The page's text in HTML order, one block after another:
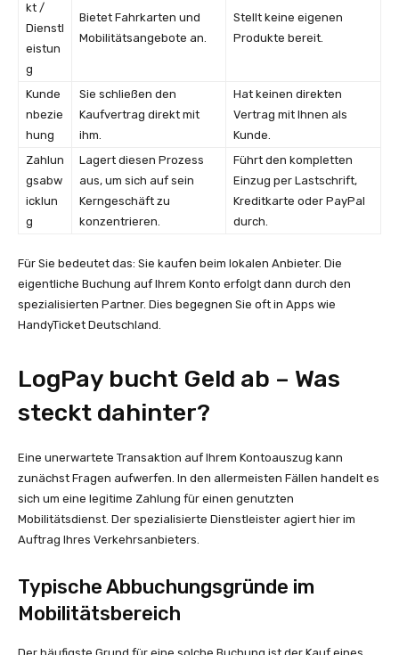
kt /
Dienstl
eistun
g
Bietet Fahrkarten und
Mobilitätsangebote an.
Stellt keine eigenen
Produkte bereit.
Kunde
nbezie
hung
Sie schließen den
Kaufvertrag direkt mit
ihm.
Hat keinen direkten
Vertrag mit Ihnen als
Kunde.
Zahlun
gsabw
icklun
g
Lagert diesen Prozess
aus, um sich auf sein
Kerngeschäft zu
konzentrieren.
Führt den kompletten
Einzug per Lastschrift,
Kreditkarte oder PayPal
durch.
Für Sie bedeutet das: Sie kaufen beim lokalen Anbieter. Die
eigentliche Buchung auf Ihrem Konto erfolgt dann durch den
spezialisierten Partner. Dies begegnen Sie oft in Apps wie
HandyTicket Deutschland.
LogPay bucht Geld ab – Was
steckt dahinter?
Eine unerwartete Transaktion auf Ihrem Kontoauszug kann
zunächst Fragen aufwerfen. In den allermeisten Fällen handelt es
sich um eine legitime Zahlung für einen genutzten
Mobilitätsdienst. Der spezialisierte Dienstleister agiert hier im
Auftrag Ihres Verkehrsanbieters.
Typische Abbuchungsgründe im
Mobilitätsbereich